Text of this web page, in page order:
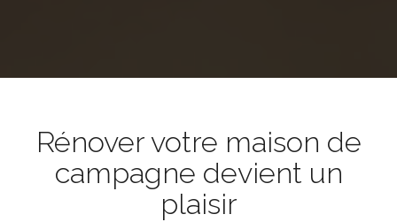
Rénover votre maison de
campagne devient un
plaisir